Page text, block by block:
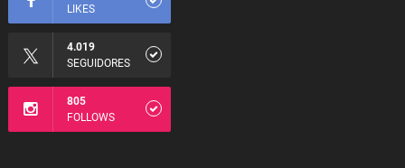
LIKES
4.019
SEGUIDORES
805
FOLLOWS